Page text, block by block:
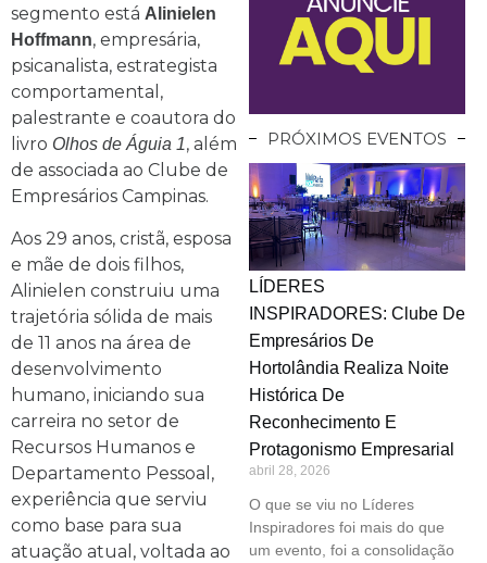
segmento está Alinielen
Hoffmann, empresária,
psicanalista, estrategista
comportamental,
palestrante e coautora do
livro Olhos de Águia 1, além
de associada ao Clube de
Empresários Campinas.
Aos 29 anos, cristã, esposa
e mãe de dois filhos,
Alinielen construiu uma
trajetória sólida de mais
de 11 anos na área de
desenvolvimento
humano, iniciando sua
carreira no setor de
Recursos Humanos e
Departamento Pessoal,
experiência que serviu
como base para sua
atuação atual, voltada ao
PRÓXIMOS EVENTOS
LÍDERES
INSPIRADORES: Clube De
Empresários De
Hortolândia Realiza Noite
Histórica De
Reconhecimento E
Protagonismo Empresarial
abril 28, 2026
O que se viu no Líderes
Inspiradores foi mais do que
um evento, foi a consolidação